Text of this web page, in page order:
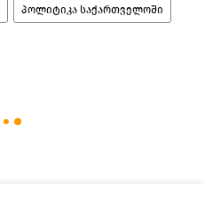
პოლიტიკა საქართველოში